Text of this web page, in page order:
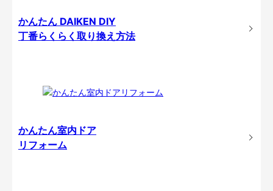
かんたん DAIKEN DIY
丁番らくらく取り換え方法
かんたん室内ドア
リフォーム